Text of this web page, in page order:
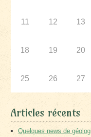
11 12 13
18 19 20
25 26 27
Articles récents
Quelques news de